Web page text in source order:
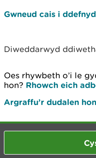
Gwneud cais i
Diweddarwyd
Oes rhywbeth o’i le
hon? Rhowch eich
Argraffu’r dudalen hon